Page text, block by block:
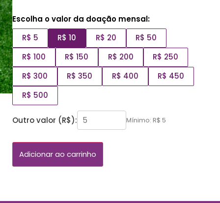
Escolha o valor da doação mensal:
R$ 5
R$ 10 R$ 20
R$ 50
R$ 100
R$ 150 R$ 200
R$ 250
R$ 300
R$ 350 R$ 400
R$ 450
R$ 500
Outro valor (R$): Mínimo: R$ 5
Adicionar ao carrinho